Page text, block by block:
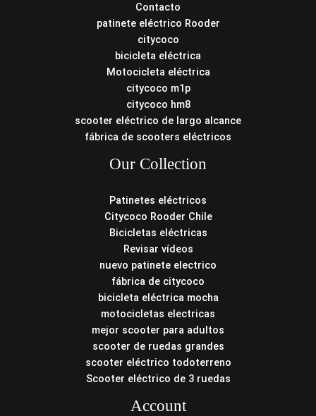
Contacto
patinete eléctrico Rooder
citycoco
bicicleta eléctrica
Motocicleta eléctrica
citycoco m1p
citycoco hm8
scooter eléctrico de largo alcance
fábrica de scooters eléctricos
Our Collection
Patinetes eléctricos
Citycoco Rooder Chile
Bicicletas eléctricas
Revisar vídeos
nuevo patinete electrico
fábrica de citycoco
bicicleta eléctrica mocha
motocicletas electricas
mejor scooter para adultos
scooter de ruedas grandes
scooter eléctrico todoterreno
Scooter eléctrico de 3 ruedas
Account